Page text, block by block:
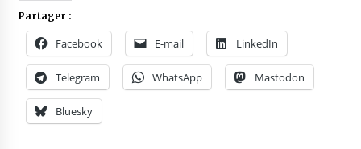
Partager :
Facebook E-mail LinkedIn
Telegram WhatsApp Mastodon
Bluesky